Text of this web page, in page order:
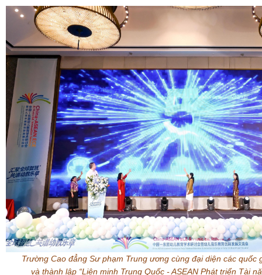
Trường Cao đẳng Sư phạm Trung ương cùng đại diện các quốc
và thành lập “Liên minh Trung Quốc-ASEAN Phát triển Tài